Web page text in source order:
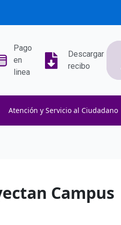
Pago
en
linea
Descargar
recibo
Atención y Servicio al Ciudadano
Campus